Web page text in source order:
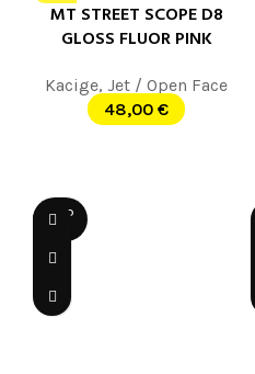
MT STREET SCOPE D8
GLOSS FLUOR PINK
Kacige, Jet / Open Face
48,00 €
SOLD
OUT